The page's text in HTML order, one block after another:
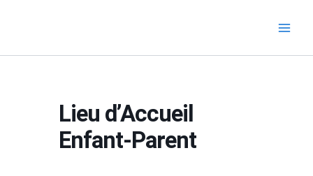
Lieu d’Accueil
Enfant-Parent